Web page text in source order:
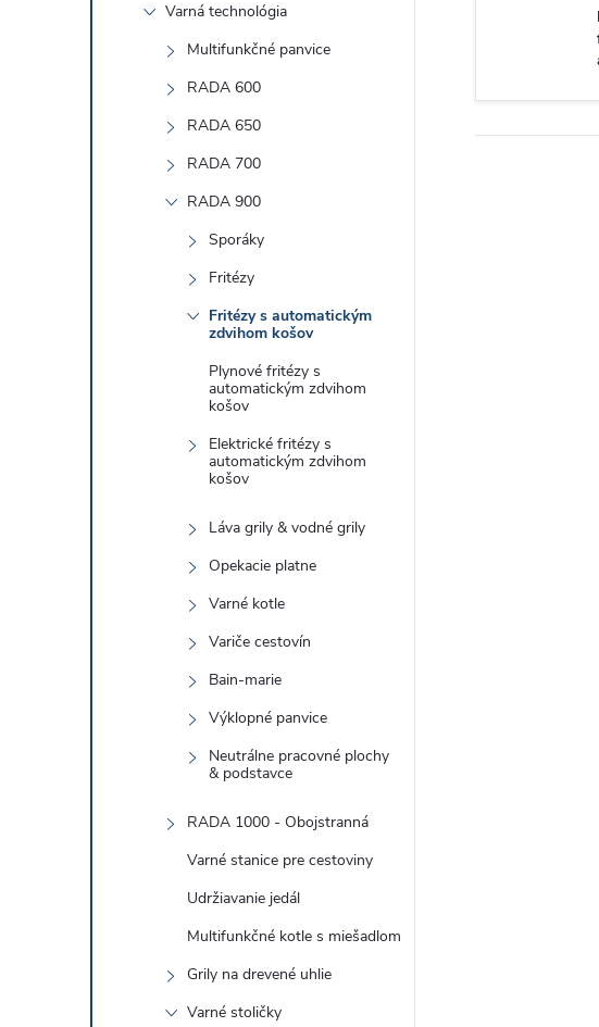
Varná technológia
Multifunkčné panvice
RADA 600
RADA 650
RADA 700
RADA 900
Sporáky
Fritézy
Fritézy s automatickým
zdvihom košov
Plynové fritézy s
automatickým zdvihom
košov
Elektrické fritézy s
automatickým zdvihom
košov
Láva grily & vodné grily
Opekacie platne
Varné kotle
Variče cestovín
Bain-marie
Výklopné panvice
Neutrálne pracovné plochy
& podstavce
RADA 1000 - Obojstranná
Varné stanice pre cestoviny
Udržiavanie jedál
Multifunkčné kotle s miešadlom
Grily na drevené uhlie
Varné stoličky